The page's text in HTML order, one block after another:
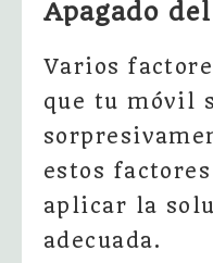
Apagado
Varios
que tu móvil
estos
aplicar la
adecuada.